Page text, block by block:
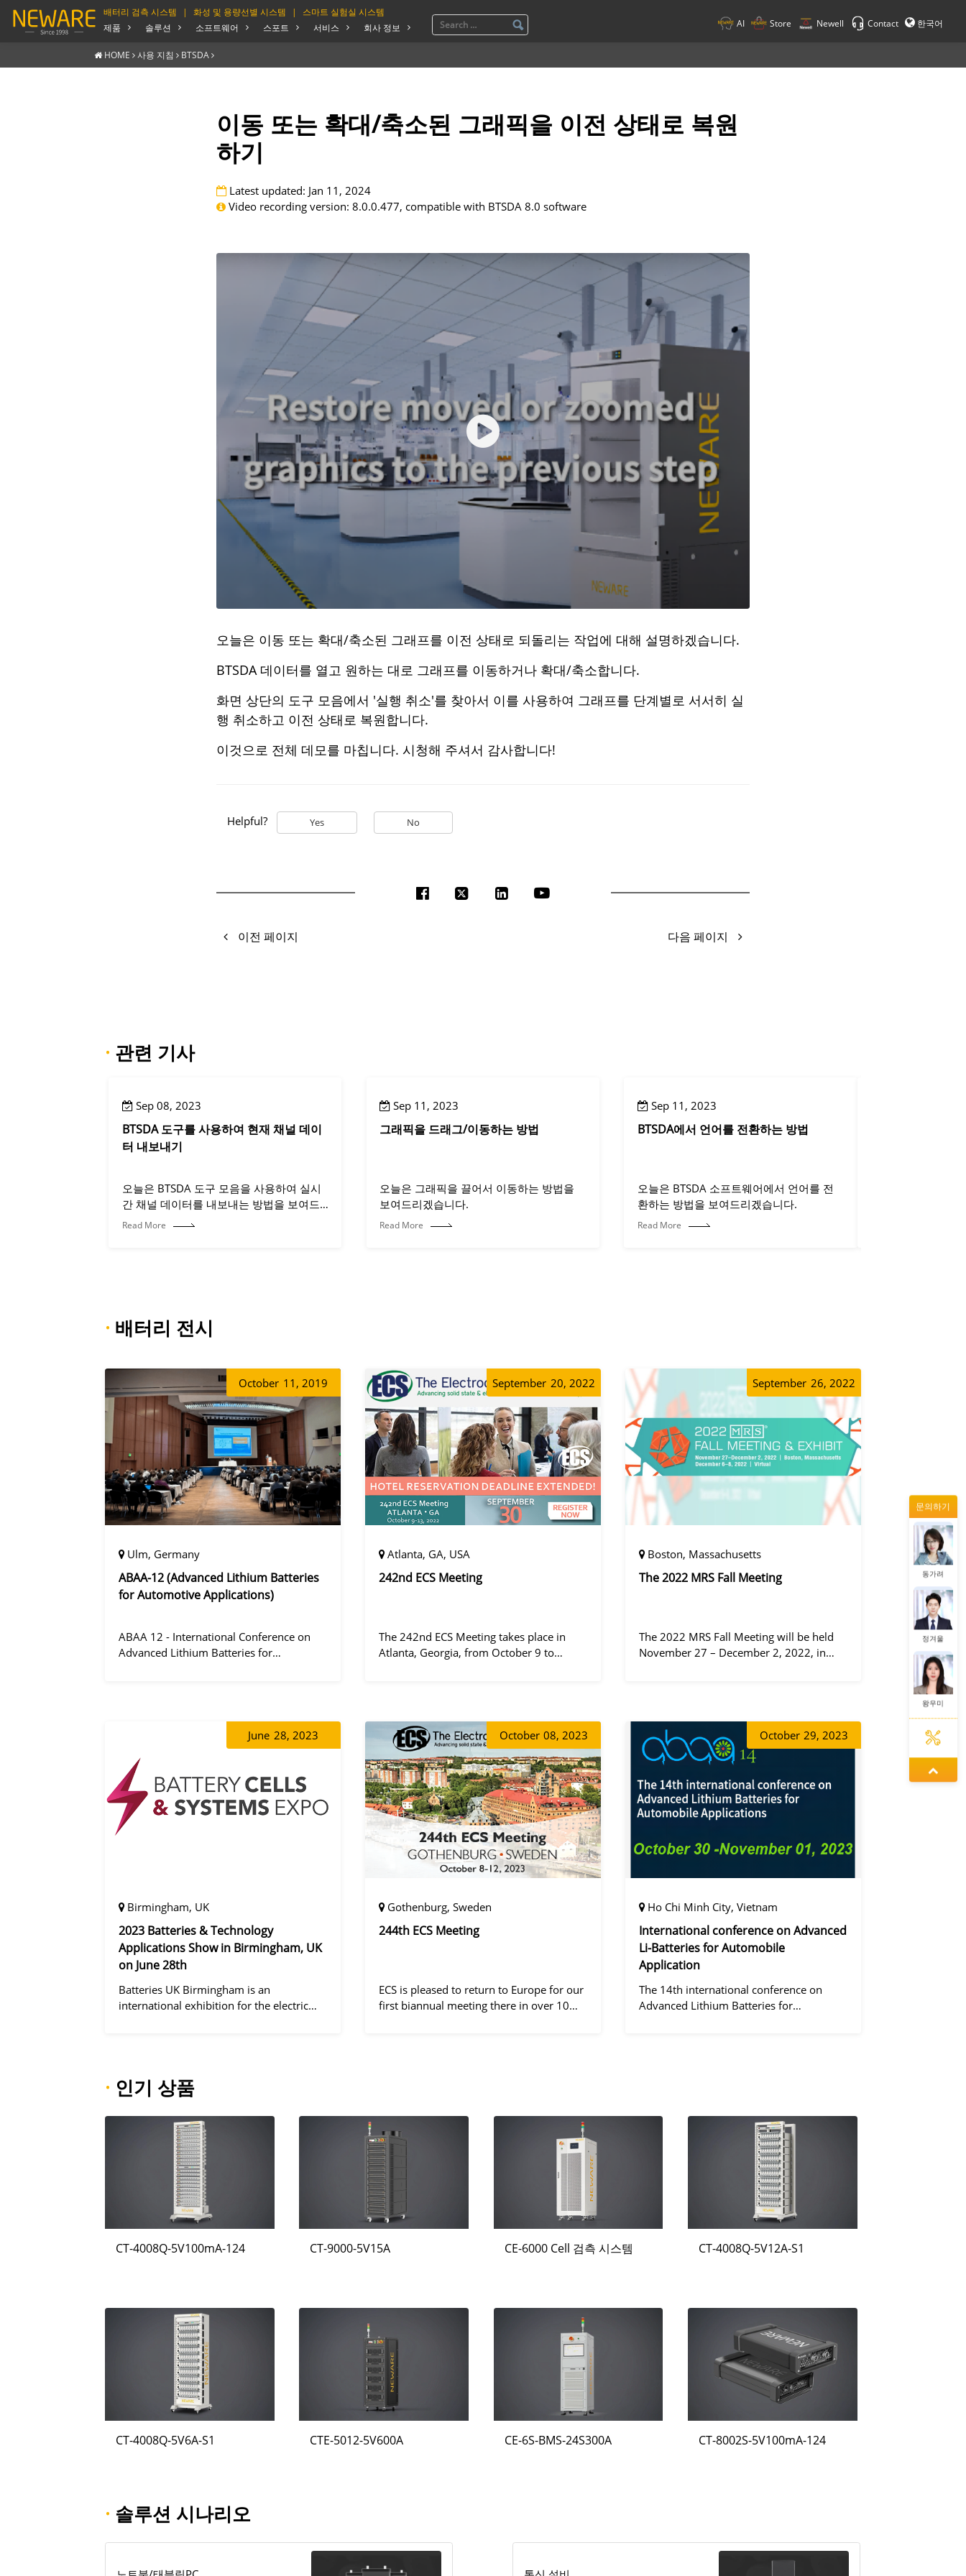
AI Store Newell Contact 한국어
배터리 검측 시스템 | 화성 및 용량선별 시스템 |
스마트 실험실 시스템
제품
솔루션 소프트웨어 스포트 서비스 회사 정보
HOME 사용 지침 BTSDA
이동 또는 확대/축소된 그래픽을 이전 상태로 복원
하기
Latest updated: Jan 11, 2024
Video recording version: 8.0.0.477, compatible with BTSDA 8.0 software
오늘은 이동 또는 확대/축소된 그래프를 이전 상태로 되돌리는 작업에 대해 설명하겠습니다.
BTSDA 데이터를 열고 원하는 대로 그래프를 이동하거나 확대/축소합니다.
화면 상단의 도구 모음에서 '실행 취소'를 찾아서 이를 사용하여 그래프를 단계별로 서서히 실
행 취소하고 이전 상태로 복원합니다.
이것으로 전체 데모를 마칩니다. 시청해 주셔서 감사합니다!
Helpful? Yes No
이전 페이지 다음 페이지
· 관련 기사
Sep 08, 2023
BTSDA 도구를 사용하여 현재 채널 데이
터 내보내기
오늘은 BTSDA 도구 모음을 사용하여 실시
간 채널 데이터를 내보내는 방법을 보여드
리겠습니다.
Read More
Sep 11, 2023
그래픽을 드래그/이동하는 방법
오늘은 그래픽을 끌어서 이동하는 방법을
보여드리겠습니다.
Read More
Sep 11, 2023
BTSDA에서 언어를 전환하는 방법
오늘은 BTSDA 소프트웨어에서 언어를 전
환하는 방법을 보여드리겠습니다.
Read More
· 배터리 전시
October 11, 2019
Ulm, Germany
ABAA-12 (Advanced Lithium Batteries
for Automotive Applications)
ABAA 12 - International Conference on
Advanced Lithium Batteries for
September 20, 2022
Atlanta, GA, USA
242nd ECS Meeting
The 242nd ECS Meeting takes place in
Atlanta, Georgia, from October 9 to
September 26, 2022
Boston, Massachusetts
The 2022 MRS Fall Meeting
The 2022 MRS Fall Meeting will be held
November 27 – December 2, 2022, in
June 28, 2023
Birmingham, UK
2023 Batteries & Technology
Applications Show in Birmingham, UK
on June 28th
Batteries UK Birmingham is an
international exhibition for the electric
October 08, 2023
Gothenburg, Sweden
244th ECS Meeting
ECS is pleased to return to Europe for our
first biannual meeting there in over 10
October 29, 2023
Ho Chi Minh City, Vietnam
International conference on Advanced
Li-Batteries for Automobile
Application
The 14th international conference on
Advanced Lithium Batteries for
· 인기 상품
CT-4008Q-5V100mA-124 CT-9000-5V15A CE-6000 Cell 검측 시스템 CT-4008Q-5V12A-S1
CT-4008Q-5V6A-S1 CTE-5012-5V600A CE-6S-BMS-24S300A CT-8002S-5V100mA-124
· 솔루션 시나리오
문의하기
증상정
동가려
정겨울
왕우미
증상정